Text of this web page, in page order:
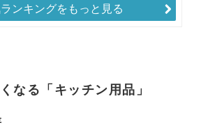
ンキングをもっと見る
なる「キッチン用品」